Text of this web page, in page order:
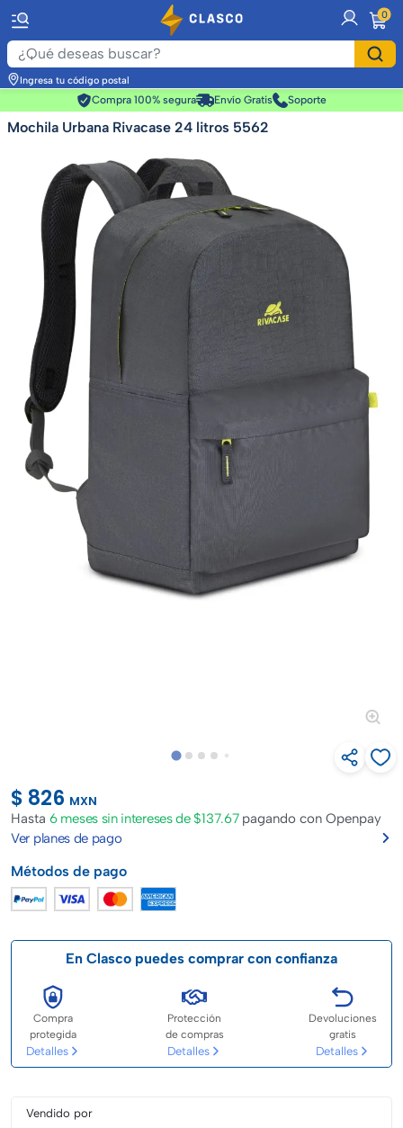
0
Ingresa tu código postal
Compra 100% segura
Envío Gratis Soporte
Mochila Urbana Rivacase 24 litros 5562
$ 826 MXN
Hasta 6 meses sin intereses de $137.67pagando con Openpay
Ver planes de pago
Métodos de pago
En Clasco puedes comprar con confianza
Compra
protegida
Detalles
Protección
de compras
Detalles
Devoluciones
gratis
Detalles
Vendido por